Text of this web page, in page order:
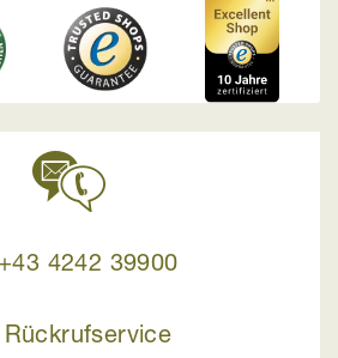
+43 4242 39900
Rückrufservice